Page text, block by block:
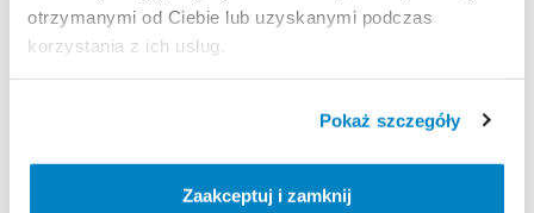
otrzymanymi od Ciebie lub uzyskanymi podczas
korzystania z ich usług.
Pokaż szczegóły
Zaakceptuj i zamknij
Decathlon Jelenia Góra
Aleja Jana Pawła II 17, 58-500 Jelenia Góra, Polska
Decathlon Kalisz
Alpejska 5, 40-507 Katowice, Polska
Decathlon Katowice